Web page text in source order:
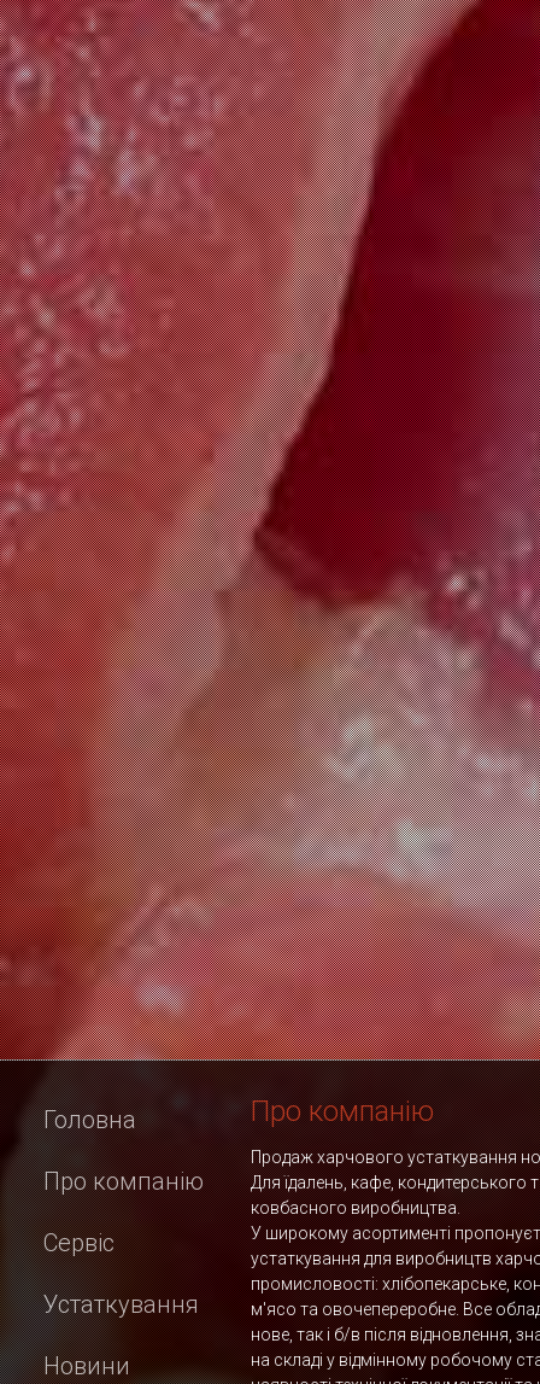
Головна
Про компанію
Сервіс
Устаткування
Новини
Про компанію
Продаж харчового устаткування
Для їдалень, кафе, кондитерського
ковбасного виробництва.
У широкому асортименті
устаткування для виробництв
промисловості: хлібопекарське,
м'ясо та овочепереробне. Все
нове, так і б/в після відновлення,
на складі у відмінному робочому